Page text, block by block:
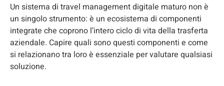
Un sistema di travel management digitale maturo non è
un singolo strumento: è un ecosistema di componenti
integrate che coprono l’intero ciclo di vita della trasferta
aziendale. Capire quali sono questi componenti e come
si relazionano tra loro è essenziale per valutare qualsiasi
soluzione.